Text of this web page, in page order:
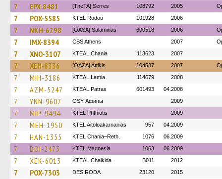
7 EPX-8481 [TheTA] Serres 108792 2005
7 POX-5585 ΚΤΕL Rodou 101928 2006
7 NKH-6298 [OASA] Salaminas 600518 2006
7 IMX-8394 CSS Athens 2007
7 XNO-3107 KTEAL Chania 113623 2007
7 XEH-8336 [ΟΑΣΑ] Αttikis 104587 2007
7 MIH-3186 KTEAL Lamia 114679 2008
7 AZM-5247 KTEAL Patras 601493 04.2008
7 YNN-9607 OSY Афины 2009
7 MIP-9494 ΚΤΕL Phthiotis 2009
7 MEH-1950 KTEL Aitoloakarnanias 957 04.2009
7 HAN-1355 KTEL Chania–Reth. 1076 06.2009
7 BOI-2473 ΚΤΕL Magnesia 1063 06.2009
7 XEK-6013 KTEAL Chalkida B011 2012
7 POX-7303 DES RODA 23120 2015